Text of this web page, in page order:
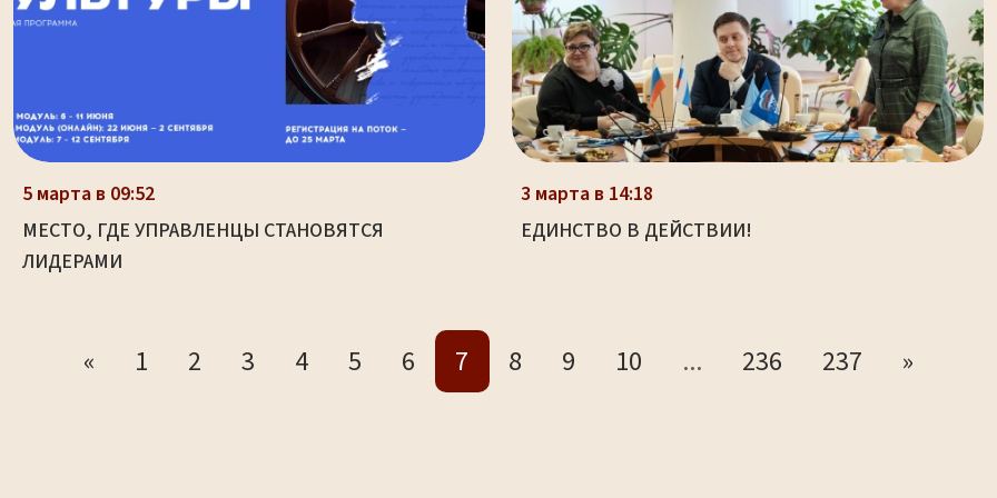
5 марта в 09:52
МЕСТО, ГДЕ УПРАВЛЕНЦЫ СТАНОВЯТСЯ
ЛИДЕРАМИ
3 марта в 14:18
ЕДИНСТВО В ДЕЙСТВИИ!
« 1 2 3 4 5 6 7 8 9 10 ... 236 237 »